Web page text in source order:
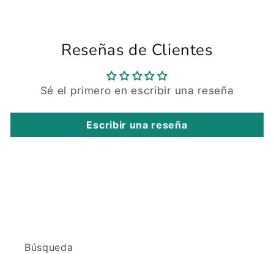
Reseñas de Clientes
Sé el primero en escribir una reseña
Escribir una reseña
Búsqueda